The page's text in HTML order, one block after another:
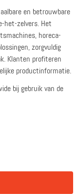
en betrouwbare
het-zelvers. Het
horeca-
zorgvuldig
Klanten profiteren
productinformatie.
bij gebruik van de